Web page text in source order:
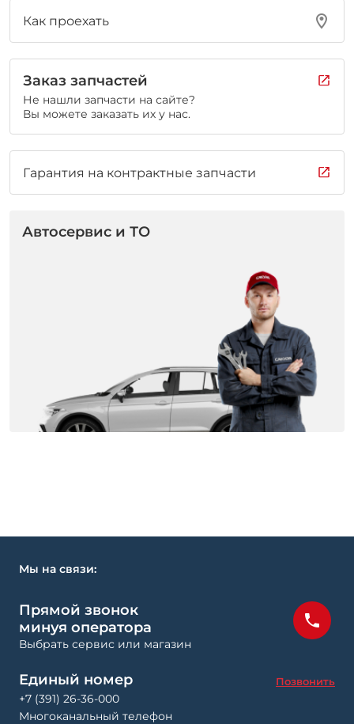
Как проехать
Заказ запчастей
Не нашли запчасти на сайте?
Вы можете заказать их у нас.
Гарантия на контрактные запчасти
Автосервис и ТО
Мы на связи:
Прямой звонок
минуя оператора
Выбрать сервис или магазин
Единый номер Позвонить
+7 (391) 26-36-000
Многоканальный телефон